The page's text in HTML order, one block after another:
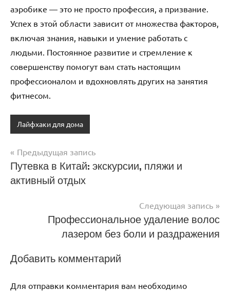
аэробике — это не просто профессия, а призвание.
Успех в этой области зависит от множества факторов,
включая знания, навыки и умение работать с
людьми. Постоянное развитие и стремление к
совершенству помогут вам стать настоящим
профессионалом и вдохновлять других на занятия
фитнесом.
Лайфхаки для дома
Навигация
по
Предыдущая запись
Путевка в Китай: экскурсии, пляжи и
активный отдых
Следующая запись
Профессиональное удаление волос
лазером без боли и раздражения
Добавить комментарий
Для отправки комментария вам необходимо